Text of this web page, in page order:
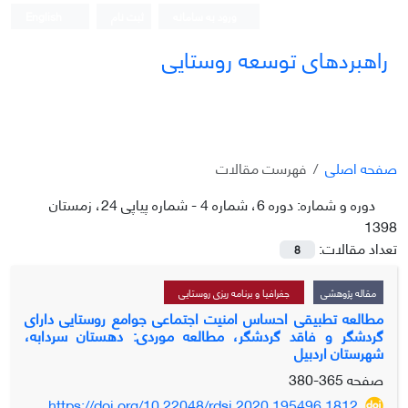
راهبردهای توسعه روستایی
صفحه اصلی
فهرست مقالات
دوره و شماره:
دوره 6، شماره 4 - شماره پیاپی 24، زمستان
1398
تعداد مقالات:
8
مقاله پژوهشی جغرافیا و برنامه ریزی روستایی
مطالعه تطبیقی احساس امنیت اجتماعی جوامع روستایی دارای
گردشگر و فاقد گردشگر، مطالعه موردی: دهستان سردابه،
شهرستان اردبیل
صفحه365-380